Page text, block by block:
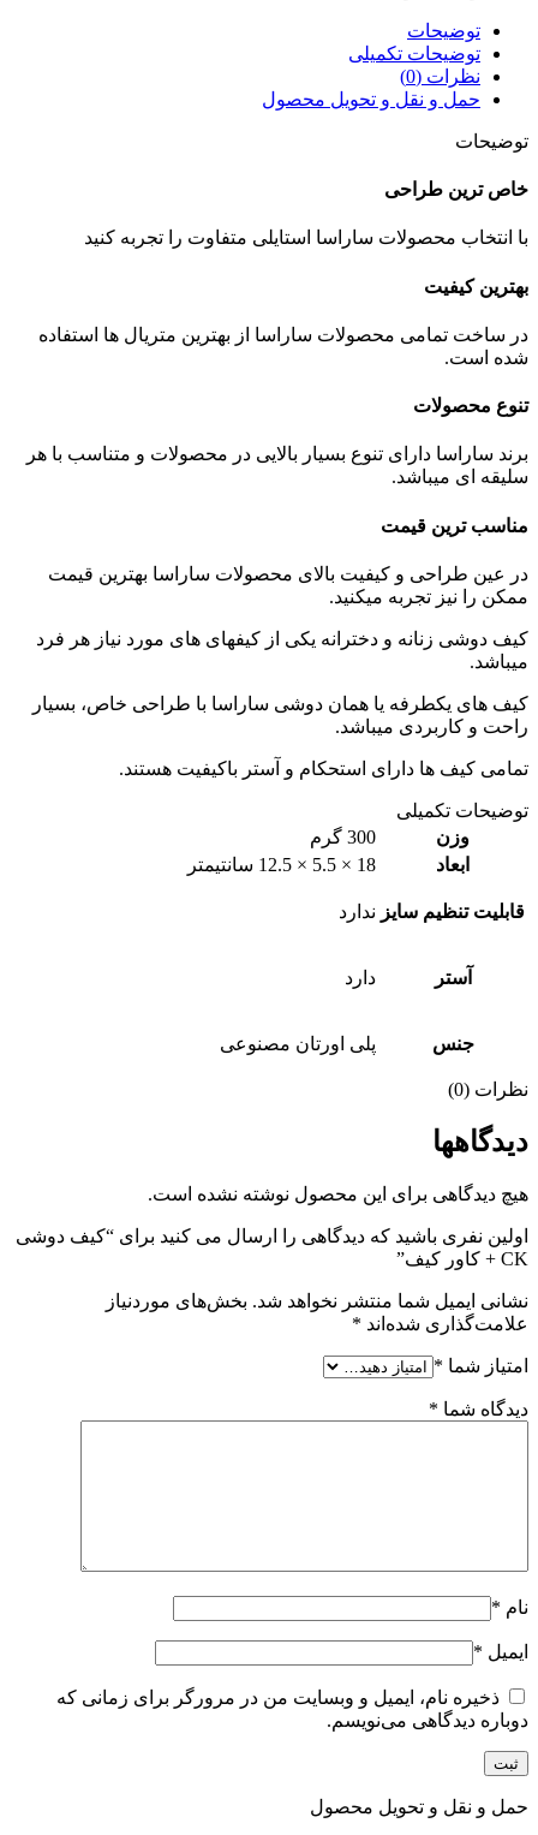
توضیحات
توضیحات تکمیلی
نظرات (0)
حمل و نقل و تحویل محصول
توضیحات
خاص ترین طراحی
با انتخاب محصولات ساراسا استایلی متفاوت را تجربه کنید
بهترین کیفیت
در ساخت تمامی محصولات ساراسا از بهترين متریال ها استفاده
شده است.
تنوع محصولات
برند ساراسا دارای تنوع بسیار بالایی در محصولات و متناسب با هر
سلیقه ای میباشد.
مناسب ترین قیمت
در عین طراحی و کیفیت بالای محصولات ساراسا بهترین قیمت
ممکن را نیز تجربه میکنید.
کیف دوشى زنانه و دخترانه یکی از كيفهاى های مورد نیاز هر فرد
میباشد.
کیف های يكطرفه يا همان دوشى ساراسا با طراحی خاص، بسیار
راحت و کاربردی میباشد.
تمامی کیف ها دارای استحكام و آستر باكيفيت هستند.
توضیحات تکمیلی
وزن
300 گرم
ابعاد
18 × 5.5 × 12.5 سانتیمتر
قابلیت تنظیم سایز ندارد
آستر دارد
جنس پلی اورتان مصنوعی
نظرات (0)
دیدگاهها
هیچ دیدگاهی برای این محصول نوشته نشده است.
اولین نفری باشید که دیدگاهی را ارسال می کنید برای “كيف دوشى
CK + کاور کیف”
نشانی ایمیل شما منتشر نخواهد شد. بخش‌های موردنیاز
علامت‌گذاری شده‌اند *
امتیاز شما *
دیدگاه شما *
نام *
ایمیل *
ذخیره نام، ایمیل و وبسایت من در مرورگر برای زمانی که
دوباره دیدگاهی می‌نویسم.
حمل و نقل و تحویل محصول